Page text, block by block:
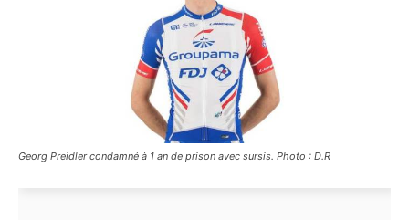
Georg Preidler condamné à 1 an de prison avec sursis. Photo : D.R